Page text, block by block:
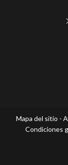
Mapa del sitio -
Condiciones